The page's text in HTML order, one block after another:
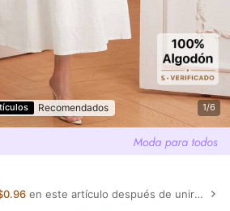
Recomendados 1/6
en este artículo después de unirte.